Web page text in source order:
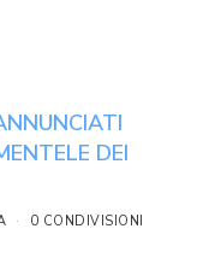
DEI
0 CONDIVISIONI